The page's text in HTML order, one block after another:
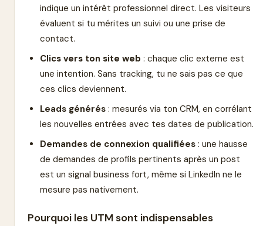
indique un intérêt professionnel direct. Les visiteurs
évaluent si tu mérites un suivi ou une prise de
contact.
Clics vers ton site web : chaque clic externe est
une intention. Sans tracking, tu ne sais pas ce que
ces clics deviennent.
Leads générés: mesurés via ton CRM, en corrélant
les nouvelles entrées avec tes dates de publication.
Demandes de connexion qualifiées: une hausse
de demandes de profils pertinents après un post
est un signal business fort, même si LinkedIn ne le
mesure pas nativement.
Pourquoi les UTM sont indispensables